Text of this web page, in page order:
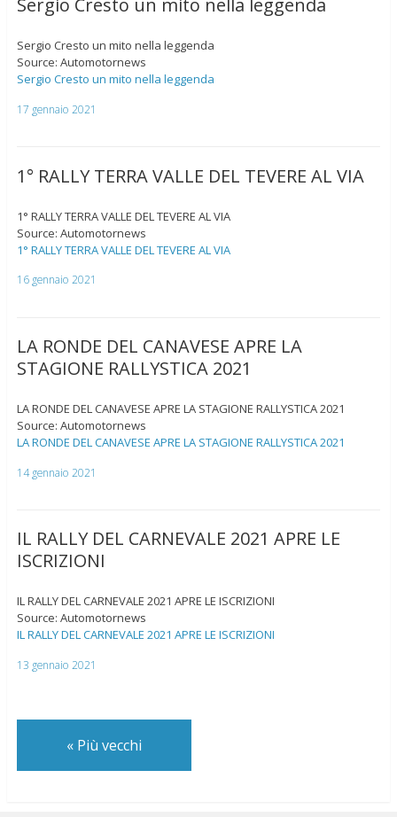
Sergio Cresto un mito nella leggenda
Sergio Cresto un mito nella leggenda
Source: Automotornews
Sergio Cresto un mito nella leggenda
17 gennaio 2021
1° RALLY TERRA VALLE DEL TEVERE AL VIA
1° RALLY TERRA VALLE DEL TEVERE AL VIA
Source: Automotornews
1° RALLY TERRA VALLE DEL TEVERE AL VIA
16 gennaio 2021
LA RONDE DEL CANAVESE APRE LA
STAGIONE RALLYSTICA 2021
LA RONDE DEL CANAVESE APRE LA STAGIONE RALLYSTICA 2021
Source: Automotornews
LA RONDE DEL CANAVESE APRE LA STAGIONE RALLYSTICA 2021
14 gennaio 2021
IL RALLY DEL CARNEVALE 2021 APRE LE
ISCRIZIONI
IL RALLY DEL CARNEVALE 2021 APRE LE ISCRIZIONI
Source: Automotornews
IL RALLY DEL CARNEVALE 2021 APRE LE ISCRIZIONI
13 gennaio 2021
«Più vecchi